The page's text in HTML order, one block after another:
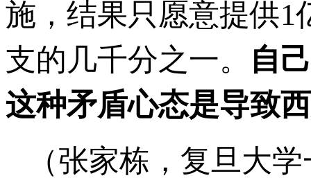
施，结果只愿意提供1
支的几千分之一。
自
这种矛盾心态是导致
（张家栋，复旦大